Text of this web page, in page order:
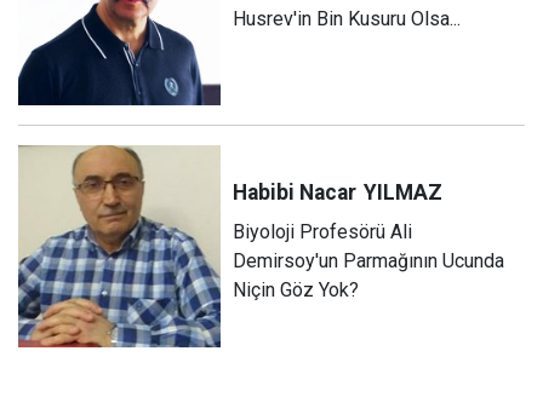
Husrev'in Bin Kusuru Olsa...
Habibi Nacar YILMAZ
Biyoloji Profesörü Ali
Demirsoy'un Parmağının Ucunda
Niçin Göz Yok?